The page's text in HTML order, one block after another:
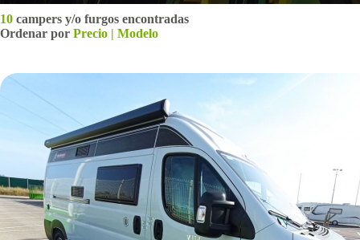
10 campers y/o furgos encontradas
Ordenar por Precio | Modelo